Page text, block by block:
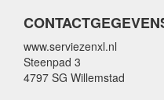
www.serviezenxl.nl
Steenpad 3
4797 SG Willemstad